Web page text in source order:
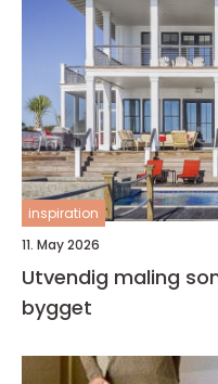
inspiration
11. May 2026
Utvendig maling
bygget